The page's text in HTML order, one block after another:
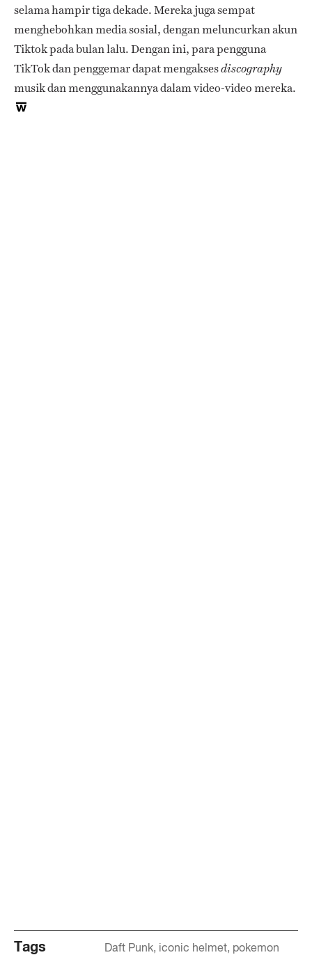
selama hampir tiga dekade. Mereka juga sempat
menghebohkan media sosial, dengan meluncurkan akun
Tiktok pada bulan lalu. Dengan ini, para pengguna
TikTok dan penggemar dapat mengaksesdiscography
musik dan menggunakannya dalam video-video mereka.
Tags Daft Punk iconic helmet pokemon